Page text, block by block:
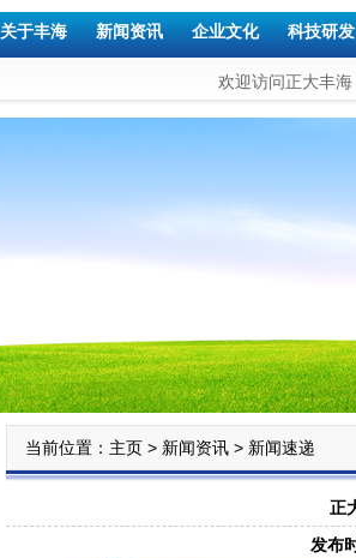
关于丰海 新闻资讯 企业文化 科技研发
欢迎访问正大丰海
当前位置： 主页> 新闻资讯> 新闻速递
正
发布